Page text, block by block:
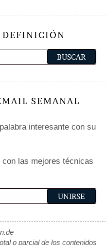
DEFINICIÓN
SEMANAL
interesante con su
las mejores técnicas
o parcial de los contenidos